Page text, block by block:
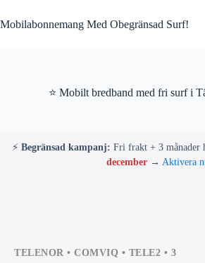
to
content
Mobilabonnemang Med Obegränsad Surf!
⭐ Mobilt bredband med fri surf i
⚡ Begränsad kampanj: Fri frakt + 3 månader
december → Aktivera
TELENOR • COMVIQ • TELE2 • 3